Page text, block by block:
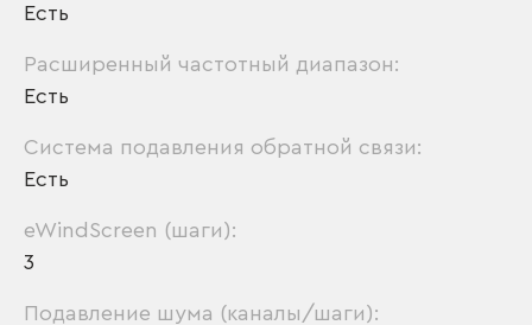
Есть
Расширенный частотный диапазон:
Есть
Система подавления обратной связи:
Есть
eWindScreen (шаги):
3
Подавление шума (каналы/шаги):